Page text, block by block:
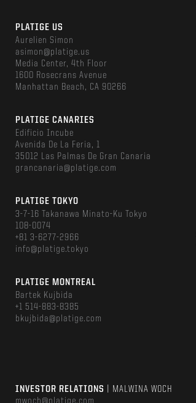
PLATIGE US
Aurelien Simon
asimon@platige.us
Media Center, 4th Floor
1600 Rosecrans Avenue
Manhattan Beach, CA 90266
PLATIGE CANARIES
Edificio Incube
Avenida De La Feria, 1
35012 Las Palmas De Gran Canaria
grancanaria@platige.com
PLATIGE TOKYO
3-7-16 Takanawa Minato-Ku Tokyo
108-0074
+81 3-6277-2966
info@platige.tokyo
PLATIGE MONTREAL
Bartek Kujbida
+1 514-883-8385
bkujbida@platige.com
INVESTOR RELATIONS
| MALWINA WOCH